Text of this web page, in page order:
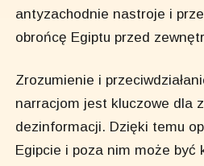
antyzachodnie nastroje i
obrońcę Egiptu przed
Zrozumienie i
narracjom jest kluczowe dla
dezinformacji. Dzięki temu
Egipcie i poza nim może być